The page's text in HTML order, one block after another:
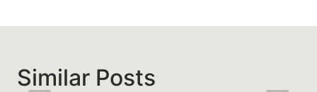
Similar Posts